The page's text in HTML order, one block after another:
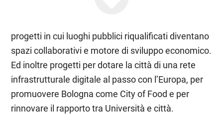
progetti in cui luoghi pubblici riqualificati diventano
spazi collaborativi e motore di sviluppo economico.
Ed inoltre progetti per dotare la città di una rete
infrastrutturale digitale al passo con l’Europa, per
promuovere Bologna come City of Food e per
rinnovare il rapporto tra Università e città.